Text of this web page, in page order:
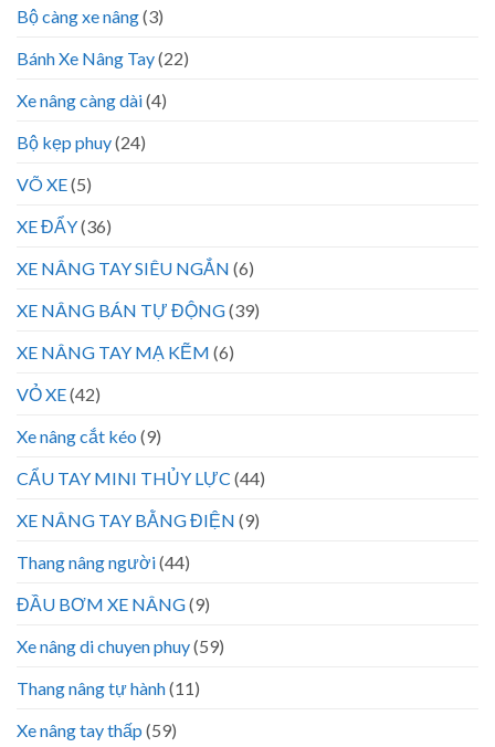
Bộ càng xe nâng(3)
Bánh Xe Nâng Tay(22)
Xe nâng càng dài(4)
Bộ kẹp phuy(24)
VÕ XE(5)
XE ĐẨY(36)
XE NÂNG TAY SIÊU NGẮN (6)
XE NÂNG BÁN TỰ ĐỘNG(39)
XE NÂNG TAY MẠ KẼM (6)
VỎ XE(42)
Xe nâng cắt kéo (9)
CẨU TAY MINI THỦY LỰC (44)
XE NÂNG TAY BẰNG ĐIỆN (9)
Thang nâng người(44)
ĐẦU BƠM XE NÂNG(9)
Xe nâng di chuyen phuy(59)
Thang nâng tự hành(11)
Xe nâng tay thấp (59)